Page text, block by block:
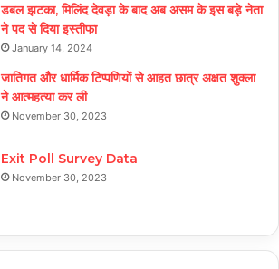
डबल झटका, मिलिंद देवड़ा के बाद अब असम के इस बड़े नेता
ने पद से दिया इस्तीफा
January 14, 2024
जातिगत और धार्मिक टिप्पणियों से आहत छात्र अक्षत शुक्ला
ने आत्महत्या कर ली
November 30, 2023
Exit Poll Survey Data
November 30, 2023